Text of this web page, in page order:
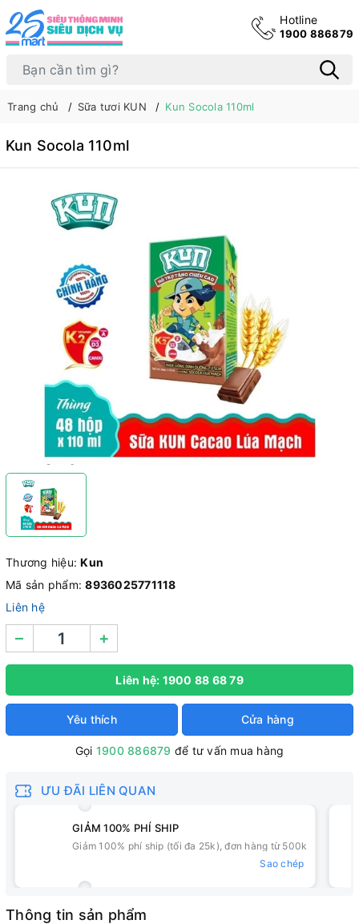
Hotline
1900 886879
Trang chủ Sữa tươi KUN Kun Socola 110ml
Kun Socola 110ml
Thương hiệu:Kun
Mã sản phẩm:8936025771118
Liên hệ
– +
Liên hệ: 1900 88 68 79
Yêu thích Cửa hàng
Gọi 1900 886879 để tư vấn mua hàng
ƯU ĐÃI LIÊN QUAN
GIẢM 100% PHÍ SHIP
Giảm 100% phí ship (tối đa 25k), đơn hàng từ 500k
Sao chép
Thông tin sản phẩm